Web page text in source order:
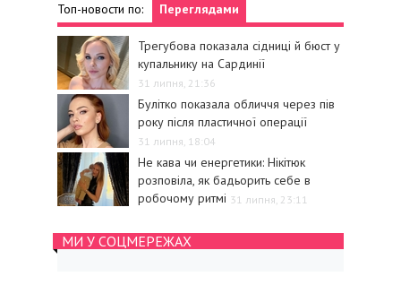
Топ-новости по: Переглядами
Трегубова показала сідниці й бюст у
купальнику на Сардинії
31 липня, 21:36
Булітко показала обличчя через пів
року після пластичної операції
31 липня, 18:04
Не кава чи енергетики: Нікітюк
розповіла, як бадьорить себе в
робочому ритмі 31 липня, 23:11
МИ У СОЦМЕРЕЖАХ